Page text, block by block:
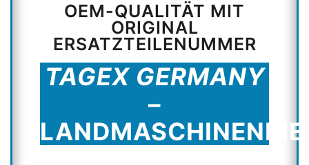
OEM-QUALITÄT MIT
ORIGINAL
ERSATZTEILENUMMER
TAGEX GERMANY
–